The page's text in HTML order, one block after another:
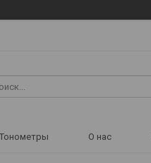
Тонометры О нас